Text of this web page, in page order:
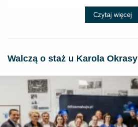
Czytaj więcej
Walczą o staż u Karola Okrasy